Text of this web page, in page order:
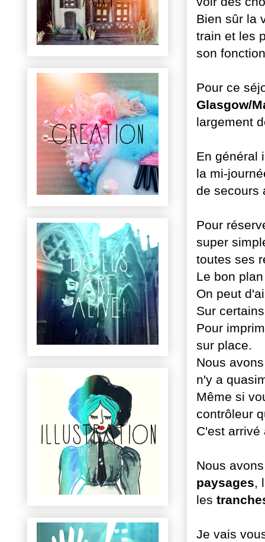
Bien sûr la
train et les
son
Pour ce
Glasgow/
largement
En général
la mi-
de secours
Pour
super
toutes ses
Le bon
On peut
Sur
Pour
sur place.
Nous
n'y a
Même si
contrôleur
C'est
Nous
paysages,
les
Je vais